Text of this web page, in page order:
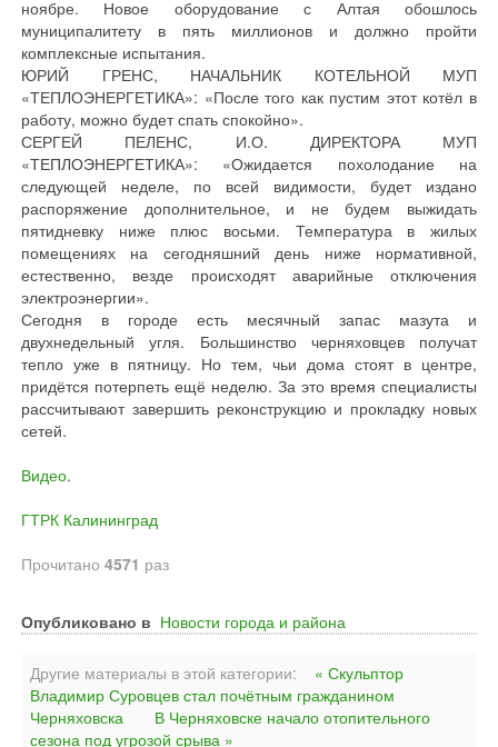
ноябре. Новое оборудование с Алтая обошлось
муниципалитету в пять миллионов и должно пройти
комплексные испытания.
ЮРИЙ ГРЕНС, НАЧАЛЬНИК КОТЕЛЬНОЙ МУП
«ТЕПЛОЭНЕРГЕТИКА»: «После того как пустим этот котёл в
работу, можно будет спать спокойно».
СЕРГЕЙ ПЕЛЕНС, И.О. ДИРЕКТОРА МУП
«ТЕПЛОЭНЕРГЕТИКА»: «Ожидается похолодание на
следующей неделе, по всей видимости, будет издано
распоряжение дополнительное, и не будем выжидать
пятидневку ниже плюс восьми. Температура в жилых
помещениях на сегодняшний день ниже нормативной,
естественно, везде происходят аварийные отключения
электроэнергии».
Сегодня в городе есть месячный запас мазута и
двухнедельный угля. Большинство черняховцев получат
тепло уже в пятницу. Но тем, чьи дома стоят в центре,
придётся потерпеть ещё неделю. За это время специалисты
рассчитывают завершить реконструкцию и прокладку новых
сетей.
Видео.
ГТРК Калининград
Прочитано 4571 раз
Опубликовано в Новости города и района
Другие материалы в этой категории:
« Скульптор
Владимир Суровцев стал почётным гражданином
Черняховска
В Черняховске начало отопительного
сезона под угрозой срыва »